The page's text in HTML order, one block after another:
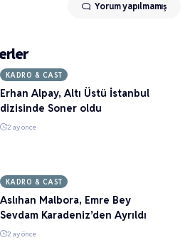
Yorum yapılmamış
KADRO & CAST
Erhan Alpay, Altı Üstü İstanbul
dizisinde Soner oldu
2 ay önce
KADRO & CAST
Aslıhan Malbora, Emre Bey
Sevdam Karadeniz’den Ayrıldı
2 ay önce